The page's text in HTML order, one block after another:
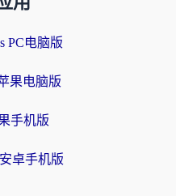
PC电脑版
果电脑版
手机版
卓手机版